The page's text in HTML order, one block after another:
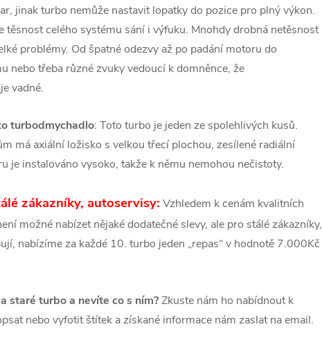
jinak turbo nemůže nastavit lopatky do pozice pro plný výkon.
těsnost celého systému sání i výfuku. Mnohdy drobná netěsnost
problémy. Od špatné odezvy až po padání motoru do
nebo třeba různé zvuky vedoucí k domněnce, že
vadné.
turbodmychadlo: Toto turbo je jeden ze spolehlivých kusů.
má axiální ložisko s velkou třecí plochou, zesílené radiální
je instalováno vysoko, takže k němu nemohou nečistoty.
zákazníky, autoservisy: Vzhledem k cenám kvalitních
možné nabízet nějaké dodatečné slevy, ale pro stálé zákazníky,
nabízíme za každé 10. turbo jeden „repas“ v hodnotě 7.000Kč
staré turbo a nevíte co s ním?Zkuste nám ho nabídnout k
nebo vyfotit štítek a získané informace nám zaslat na email.